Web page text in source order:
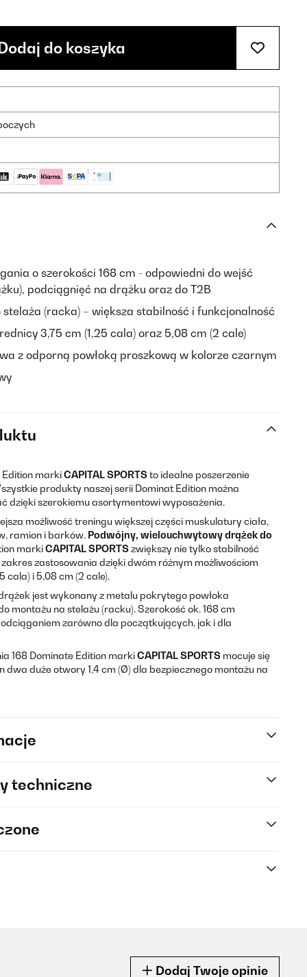
do koszyka
o szerokości 168 cm - odpowiedni do wejść
podciągnięć na drążku oraz do T2B
(racka) – większa stabilność i funkcjonalność
3,75 cm (1,25 cala) oraz 5,08 cm (2 cale)
z odporną powłoką proszkową w kolorze czarnym
Edition markiCAPITAL SPORTSto idealne poszerzenie
produkty naszej serii Dominat Edition można
dzięki szerokiemu asortymentowi wyposażenia.
możliwość treningu większej części muskulatury ciała,
ramion i barków. Podwójny, wielouchwytowy drążek do
markiCAPITAL SPORTSzwiększy nie tylko stabilność
zastosowania dzięki dwóm różnym możliwościom
cala) i 5,08 cm (2 cale).
jest wykonany z metalu pokrytego powłoka
montażu na stelażu (racku). Szerokość ok. 168 cm
zarówno dla początkujących, jak i dla
168 Dominate Edition markiCAPITAL SPORTS mocuje się
dwa duże otwory 1,4 cm (Ø) dla bezpiecznego montażu na
techniczne
Dodaj Twoje opinie